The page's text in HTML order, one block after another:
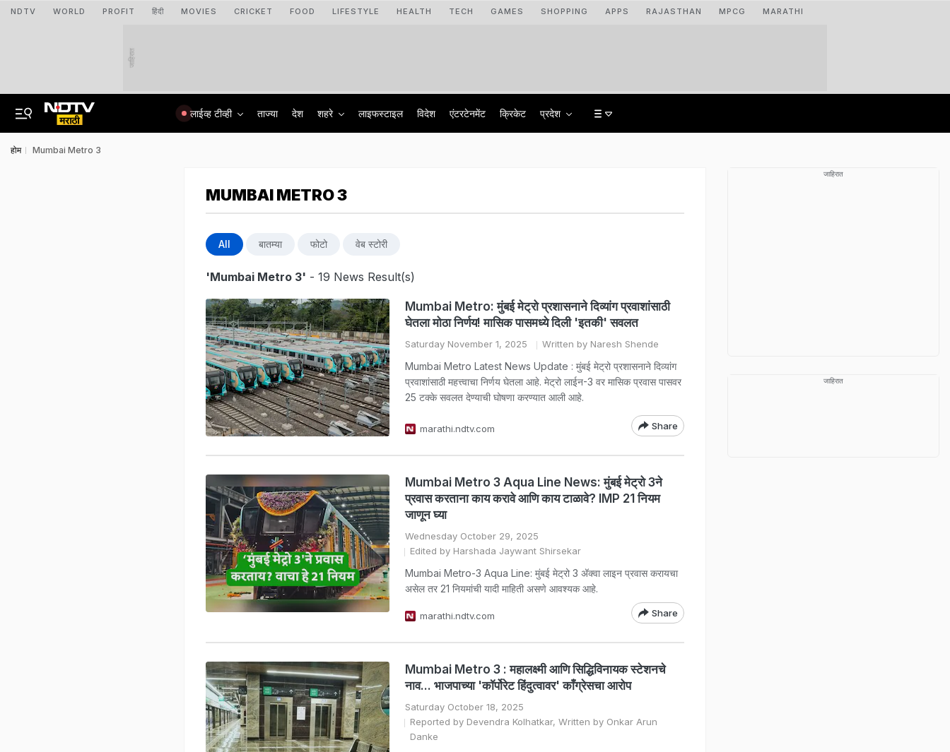
NDTV WORLD PROFIT हिंदी MOVIES CRICKET FOOD LIFESTYLE HEALTH TECH GAMES SHOPPING APPS RAJASTHAN MPCG MARATHI
जाहिरात
लाईव्ह टीव्ही ताज्या देश शहरे लाइफस्टाइल विदेश एंटरटेनमेंट क्रिकेट प्रदेश
होम Mumbai Metro 3
MUMBAI METRO 3
All बातम्या फोटो वेब स्टोरी
'Mumbai Metro 3' - 19 News Result(s)
Mumbai Metro: मुंबई मेट्रो प्रशासनाने दिव्यांग प्रवाशांसाठी
घेतला मोठा निर्णय! मासिक पासमध्ये दिली 'इतकी' सवलत
Saturday November 1, 2025 Written by Naresh Shende
Mumbai Metro Latest News Update : मुंबई मेट्रो प्रशासनाने दिव्यांग
प्रवाशांसाठी महत्त्वाचा निर्णय घेतला आहे. मेट्रो लाईन-3 वर मासिक प्रवास पासवर
25 टक्के सवलत देण्याची घोषणा करण्यात आली आहे.
marathi.ndtv.com Share
Mumbai Metro 3 Aqua Line News: मुंबई मेट्रो 3ने
प्रवास करताना काय करावे आणि काय टाळावे? IMP 21 नियम
जाणून घ्या
Wednesday October 29, 2025
Edited by Harshada Jaywant Shirsekar
Mumbai Metro-3 Aqua Line: मुंबई मेट्रो 3 अ‍ॅक्वा लाइन प्रवास करायचा
असेल तर 21 नियमांची यादी माहिती असणे आवश्यक आहे.
marathi.ndtv.com Share
Mumbai Metro 3 : महालक्ष्मी आणि सिद्धिविनायक स्टेशनचे
नाव... भाजपाच्या 'कॉर्पोरेट हिंदुत्वावर' काँग्रेसचा आरोप
Saturday October 18, 2025
Reported by Devendra Kolhatkar, Written by Onkar Arun
Danke
जाहिरात
जाहिरात